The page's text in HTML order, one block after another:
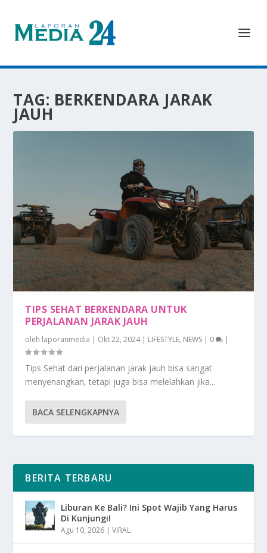
TAG: BERKENDARA JARAK
JAUH
TIPS SEHAT BERKENDARA UNTUK
PERJALANAN JARAK JAUH
oleh laporanmedia | Okt 22, 2024| LIFESTYLE, NEWS | 0 |
Tips Sehat dari perjalanan jarak jauh bisa sangat
menyenangkan, tetapi juga bisa melelahkan jika...
BACA SELENGKAPNYA
BERITA TERBARU
Liburan Ke Bali? Ini Spot Wajib Yang Harus
Di Kunjungi!
Agu 10, 2026 |VIRAL